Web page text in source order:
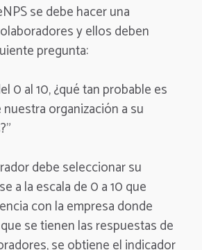
se debe hacer una
y ellos deben
pregunta:
0 al 10, ¿qué tan probable es
organización a su
debe seleccionar su
a la escala de 0 a 10 que
con la empresa donde
se tienen las respuestas de
se obtiene el indicador